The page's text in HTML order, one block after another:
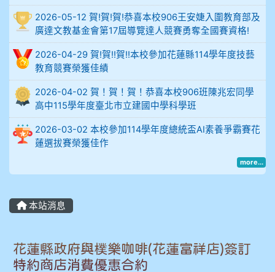
914謝佩臻 5A10+
902蘇奕愷
903陳品帆
904彭子庭
905蔣昇和
905周沛蓉
905鄭瑀安
907張晏寧
2026-05-12 賀!賀!賀!恭喜本校906王安婕入圍教育部及
廣達文教基金會第17屆導覽達人競賽勇奪全國賽資格!
2026-04-29 賀!賀!!賀!!本校參加花蓮縣114學年度技藝
教育競賽榮獲佳績
2026-04-02 賀！賀！賀！恭喜本校906班陳兆宏同學
高中115學年度臺北市立建國中學科學班
2026-03-02 本校參加114學年度總統盃AI素養爭霸賽花
蓮選拔賽榮獲佳作
more...
本站消息
花蓮縣政府與樸樂咖啡(花蓮富祥店)簽訂
特約商店消費優惠合約